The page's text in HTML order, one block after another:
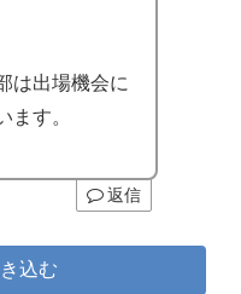
は出場機会に
ます。
返信
込む